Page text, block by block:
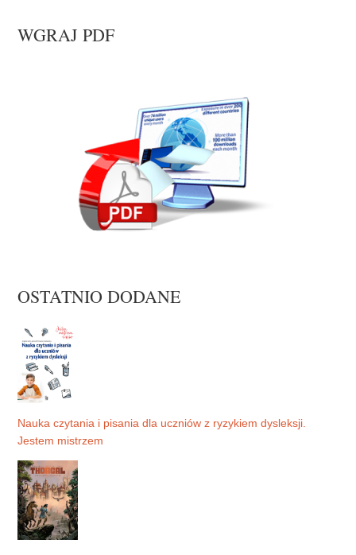
WGRAJ PDF
OSTATNIO DODANE
Nauka czytania i pisania dla uczniów z ryzykiem dysleksji.
Jestem mistrzem